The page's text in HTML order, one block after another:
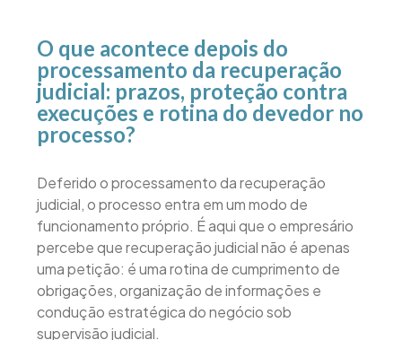
O que acontece depois do
processamento da recuperação
judicial: prazos, proteção contra
execuções e rotina do devedor no
processo?
Deferido o processamento da recuperação
judicial, o processo entra em um modo de
funcionamento próprio. É aqui que o empresário
percebe que recuperação judicial não é apenas
uma petição: é uma rotina de cumprimento de
obrigações, organização de informações e
condução estratégica do negócio sob
supervisão judicial.